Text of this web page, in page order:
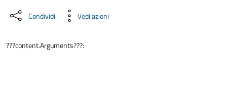
Condividi Vedi azioni
???content.Arguments???: